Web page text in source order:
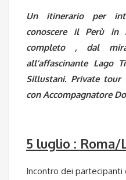
Un itinerario per
conoscere il Perù in
completo , dal
all’affascinante Lago
Sillustani. Private tour
con Accompagnatore
5 luglio : Roma/
Incontro dei partecipanti